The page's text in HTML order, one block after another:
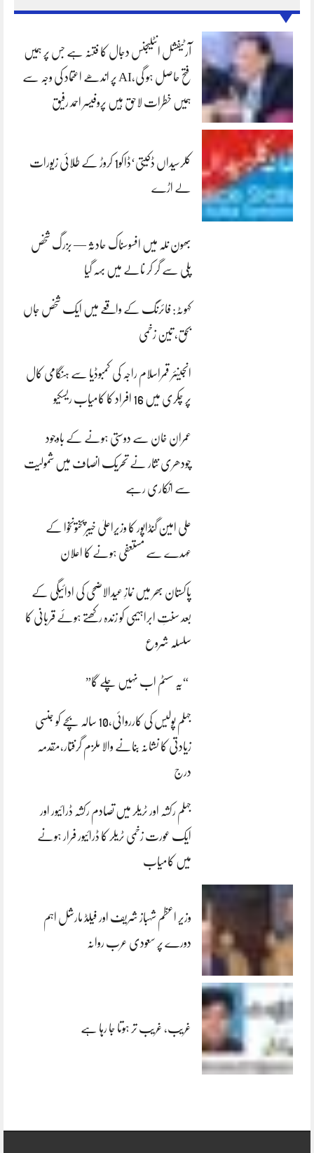
آرٹیفشل انٹلیجنس دجال کا فتنہ ہے جس پر ہمیں
فتح حاصل ہو گی،AI پر اندھے اعتماد کی وجہ سے
ہمیں خطرات لاحق ہیں پروفیسر احمد رفیق
کلرسیداں ڈکیتی‘ڈاکو1 کروڑ کے طلائی زیورات
لے اڑے
بھون نلہ میں افسوسناک حادثہ — بزرگ شخص
پلی سے گر کر نالے میں بہہ گیا
کہوٹہ: فائرنگ کے واقعے میں ایک شخص جاں
بحق، تین زخمی
انجینئر قمراسلام راجہ کی کمبوڈیا سے ہنگامی کال
پر چکری میں 16 افراد کا کامیاب ریسکیو
عمران خان سے دوستی ہونے کے باوجود
چودھری نثار نے تحریک انصاف میں شمولیت
سے انکاری رہے
علی امین گنڈاپور کا وزیراعلیٰ خیبرپختونخوا کے
عہدے سے مستعفی ہونے کا اعلان
پاکستان بھر میں نمازِ عیدالاضحی کی ادائیگی کے
بعد سنتِ ابراہیمی کو زندہ رکھتے ہوئے قربانی کا
سلسلہ شروع
“یہ سسٹم اب نہیں چلے گا”
جہلم پولیس کی کارروائی،10 سالہ بچے کو جنسی
زیادتی کا نشانہ بنانے والا ملزم گرفتار،مقدمہ
درج
جہلم رکشہ اور ٹریلر میں تصادم رکشہ ڈرائیور اور
ایک عورت زخمی ٹریلر کا ڈرائیور فرار ہونے
میں کامیاب
وزیر اعظم شہباز شریف اور فیلڈ مارشل اہم
دورے پر سعودی عرب روانہ
غریب، غریب تر ہوتا جا رہا ہے